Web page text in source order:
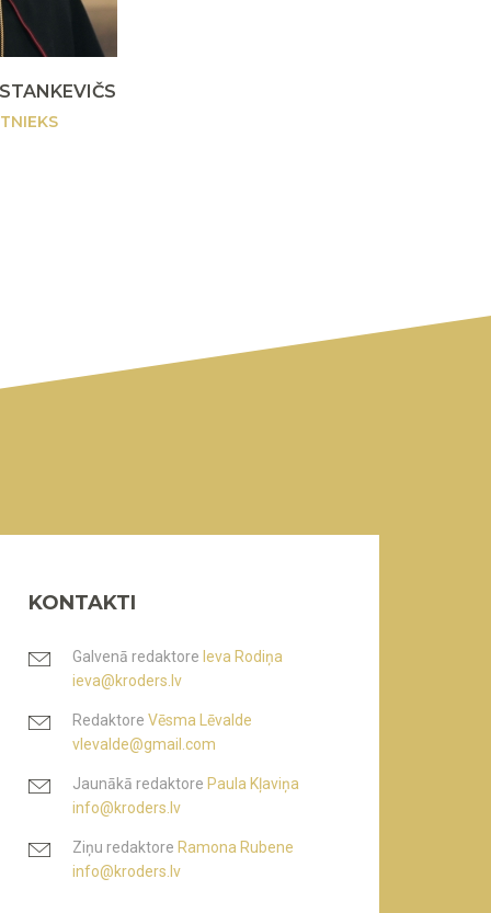
KONTAKTI
Galvenā redaktore Ieva Rodiņa
ieva@kroders.lv
Redaktore Vēsma Lēvalde
vlevalde@gmail.com
Jaunākā redaktore Paula Kļaviņa
info@kroders.lv
Ziņu redaktore Ramona Rubene
info@kroders.lv